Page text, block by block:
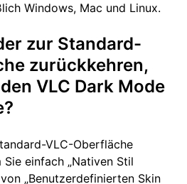
Windows, Mac und Linux.
zur Standard-
zurückkehren,
VLC Dark Mode
VLC-Oberfläche
einfach „Nativen Stil
„Benutzerdefinierten Skin